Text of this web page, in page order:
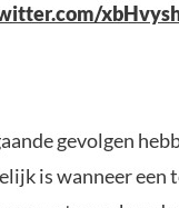
gevolgen
is wanneer een